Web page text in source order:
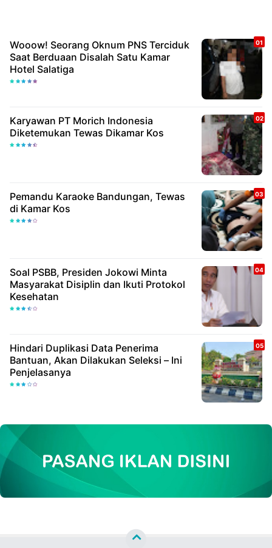
Wooow! Seorang Oknum PNS Terciduk
Saat Berduaan Disalah Satu Kamar
Hotel Salatiga
Karyawan PT Morich Indonesia
Diketemukan Tewas Dikamar Kos
Pemandu Karaoke Bandungan, Tewas
di Kamar Kos
Soal PSBB, Presiden Jokowi Minta
Masyarakat Disiplin dan Ikuti Protokol
Kesehatan
Hindari Duplikasi Data Penerima
Bantuan, Akan Dilakukan Seleksi – Ini
Penjelasanya